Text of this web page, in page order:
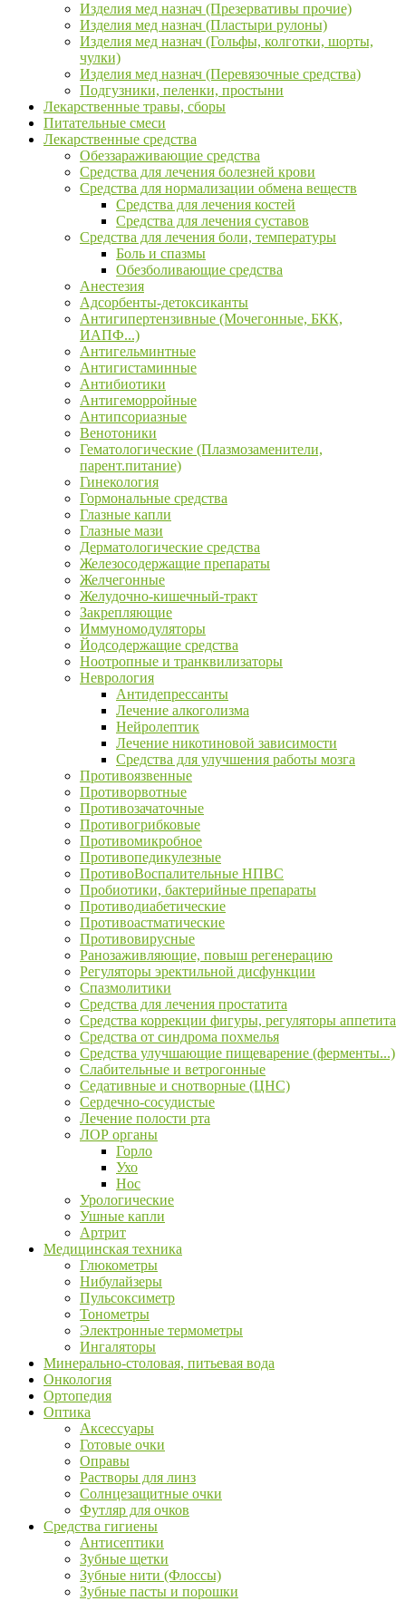
Изделия мед назнач (Презервативы прочие)
Изделия мед назнач (Пластыри рулоны)
Изделия мед назнач (Гольфы, колготки, шорты,
чулки)
Изделия мед назнач (Перевязочные средства)
Подгузники, пеленки, простыни
Лекарственные травы, сборы
Питательные смеси
Лекарственные средства
Обеззараживающие средства
Средства для лечения болезней крови
Средства для нормализации обмена веществ
Средства для лечения костей
Средства для лечения суставов
Средства для лечения боли, температуры
Боль и спазмы
Обезболивающие средства
Анестезия
Адсорбенты-детоксиканты
Антигипертензивные (Мочегонные, БКК,
ИАПФ...)
Антигельминтные
Антигистаминные
Антибиотики
Антигеморройные
Антипсориазные
Венотоники
Гематологические (Плазмозаменители,
парент.питание)
Гинекология
Гормональные средства
Глазные капли
Глазные мази
Дерматологические средства
Железосодержащие препараты
Желчегонные
Желудочно-кишечный-тракт
Закрепляющие
Иммуномодуляторы
Йодсодержащие средства
Ноотропные и транквилизаторы
Неврология
Антидепрессанты
Лечение алкоголизма
Нейролептик
Лечение никотиновой зависимости
Средства для улучшения работы мозга
Противоязвенные
Противорвотные
Противозачаточные
Противогрибковые
Противомикробное
Противопедикулезные
ПротивоВоспалительные НПВС
Пробиотики, бактерийные препараты
Противодиабетические
Противоастматические
Противовирусные
Ранозаживляющие, повыш регенерацию
Регуляторы эректильной дисфункции
Спазмолитики
Средства для лечения простатита
Средства коррекции фигуры, регуляторы аппетита
Средства от синдрома похмелья
Средства улучшающие пищеварение (ферменты...)
Слабительные и ветрогонные
Седативные и снотворные (ЦНС)
Сердечно-сосудистые
Лечение полости рта
ЛОР органы
Горло
Ухо
Нос
Урологические
Ушные капли
Артрит
Медицинская техника
Глюкометры
Нибулайзеры
Пульсоксиметр
Тонометры
Электронные термометры
Ингаляторы
Минерально-столовая, питьевая вода
Онкология
Ортопедия
Оптика
Аксессуары
Готовые очки
Оправы
Растворы для линз
Солнцезащитные очки
Футляр для очков
Средства гигиены
Антисептики
Зубные щетки
Зубные нити (Флоссы)
Зубные пасты и порошки